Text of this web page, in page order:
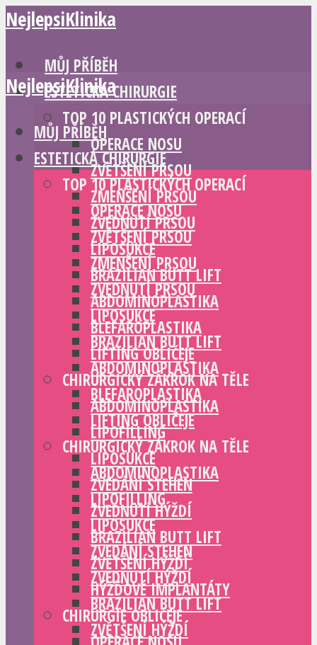
NejlepsiKlinika
MŮJ PŘÍBĚH
ESTETICKÁ CHIRURGIE
TOP 10 PLASTICKÝCH OPERACÍ
OPERACE NOSU
ZVĚTŠENÍ PRSOU
ZMENŠENÍ PRSOU
ZVEDNUTÍ PRSOU
LIPOSUKCE
BRAZILIAN BUTT LIFT
ABDOMINOPLASTIKA
BLEFAROPLASTIKA
LIFTING OBLIČEJE
CHIRURGICKÝ ZÁKROK NA TĚLE
ABDOMINOPLASTIKA
LIPOFILLING
LIPOSUKCE
ZVEDÁNÍ STEHEN
ZVEDNUTÍ HÝŽDÍ
BRAZILIAN BUTT LIFT
ZVĚTŠENÍ HÝŽDÍ
HÝŽĎOVÉ IMPLANTÁTY
CHIRURGIE OBLIČEJE
NejlepsiKlinika
MŮJ PŘÍBĚH
ESTETICKÁ CHIRURGIE
TOP 10 PLASTICKÝCH OPERACÍ
OPERACE NOSU
ZVĚTŠENÍ PRSOU
ZMENŠENÍ PRSOU
ZVEDNUTÍ PRSOU
LIPOSUKCE
BRAZILIAN BUTT LIFT
ABDOMINOPLASTIKA
BLEFAROPLASTIKA
LIFTING OBLIČEJE
CHIRURGICKÝ ZÁKROK NA TĚLE
ABDOMINOPLASTIKA
LIPOFILLING
LIPOSUKCE
ZVEDÁNÍ STEHEN
ZVEDNUTÍ HÝŽDÍ
BRAZILIAN BUTT LIFT
ZVĚTŠENÍ HÝŽDÍ